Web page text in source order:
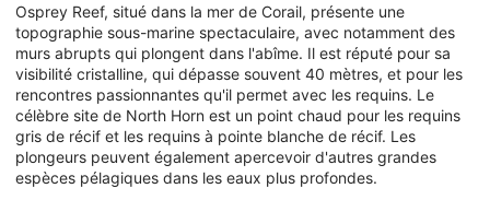
Osprey Reef, situé dans la mer de Corail, présente une
topographie sous-marine spectaculaire, avec notamment des
murs abrupts qui plongent dans l'abîme. Il est réputé pour sa
visibilité cristalline, qui dépasse souvent 40 mètres, et pour les
rencontres passionnantes qu'il permet avec les requins. Le
célèbre site de North Horn est un point chaud pour les requins
gris de récif et les requins à pointe blanche de récif. Les
plongeurs peuvent également apercevoir d'autres grandes
espèces pélagiques dans les eaux plus profondes.